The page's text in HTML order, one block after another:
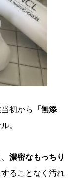
初から
「無添
。
濃密なもっちり
ることなく汚れ